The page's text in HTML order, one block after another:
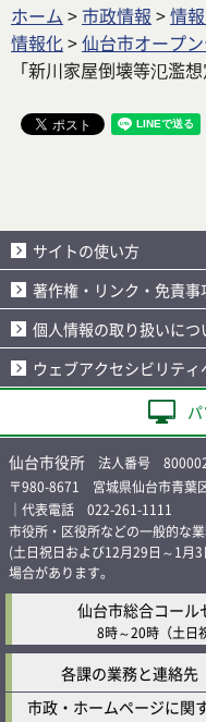
ホーム >市政情報 >情
情報化>仙台市オープ
「新川家屋倒壊等氾濫想
サイトの使い方
著作権・リンク・免責事
個人情報の取り扱いにつ
ウェブアクセシビリテ
仙台市役所 法人番号
〒980-8671 宮城県仙台市青葉
｜代表電話 022-261-1111
市役所・区役所などの一般的な
(土日祝日および12月29日～1月
場合があります。
仙台市総合コール
8時～20時 （土
各課の業務と連絡先
市政・ホームページに関